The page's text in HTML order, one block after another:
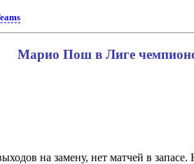
Марио Пош в Лиге
на замену, нет матчей в